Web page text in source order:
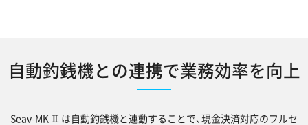
自動釣銭機との連携で業務効率を向上
Seav-MKⅡは自動釣銭機と連動することで、現金決済対応のフルセ